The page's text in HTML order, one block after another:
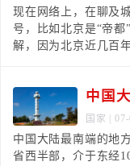
现在网络上，在聊及
号，比如北京是“帝都
解，因为北京近几百
中国
国家 |
中国大陆最南端的地
省西半部，介于东经